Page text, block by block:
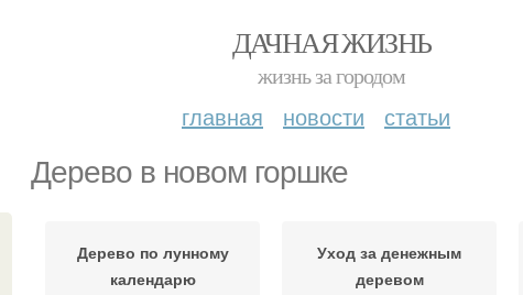
ДАЧНАЯ ЖИЗНЬ
жизнь за городом
главная новости статьи
Дерево в новом горшке
Дерево по лунному
календарю
Уход за денежным
деревом